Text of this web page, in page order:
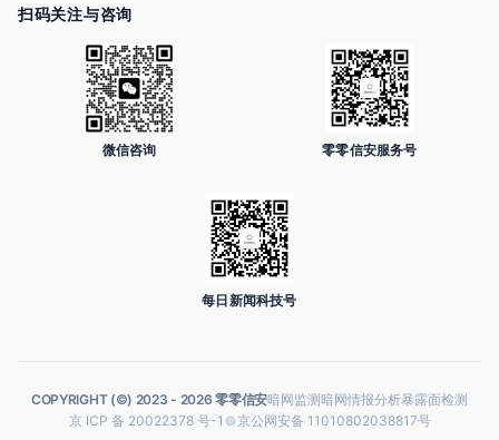
扫码关注与咨询
微信咨询 零零信安服务号
每日新闻科技号
COPYRIGHT (©) 2023 - 2026 零零信安暗网监测 暗网情报分析暴露面检测
京 ICP 备 20022378 号-1
京公网安备 11010802038817号